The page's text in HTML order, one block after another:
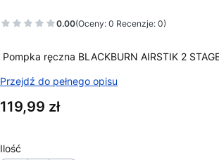
0.00(Oceny: 0 Recenzje: 0)
Pompka ręczna BLACKBURN AIRSTIK 2
Przejdź do pełnego opisu
Cena
119,99 zł
Ilość